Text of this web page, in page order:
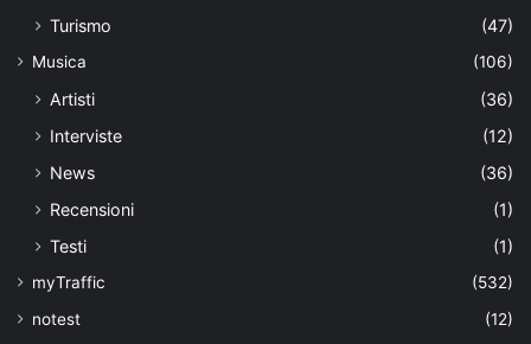
Turismo
(47)
Musica (106)
Artisti
(36)
Interviste
(12)
News
(36)
Recensioni
(1)
Testi
(1)
myTraffic
(532)
notest
(12)